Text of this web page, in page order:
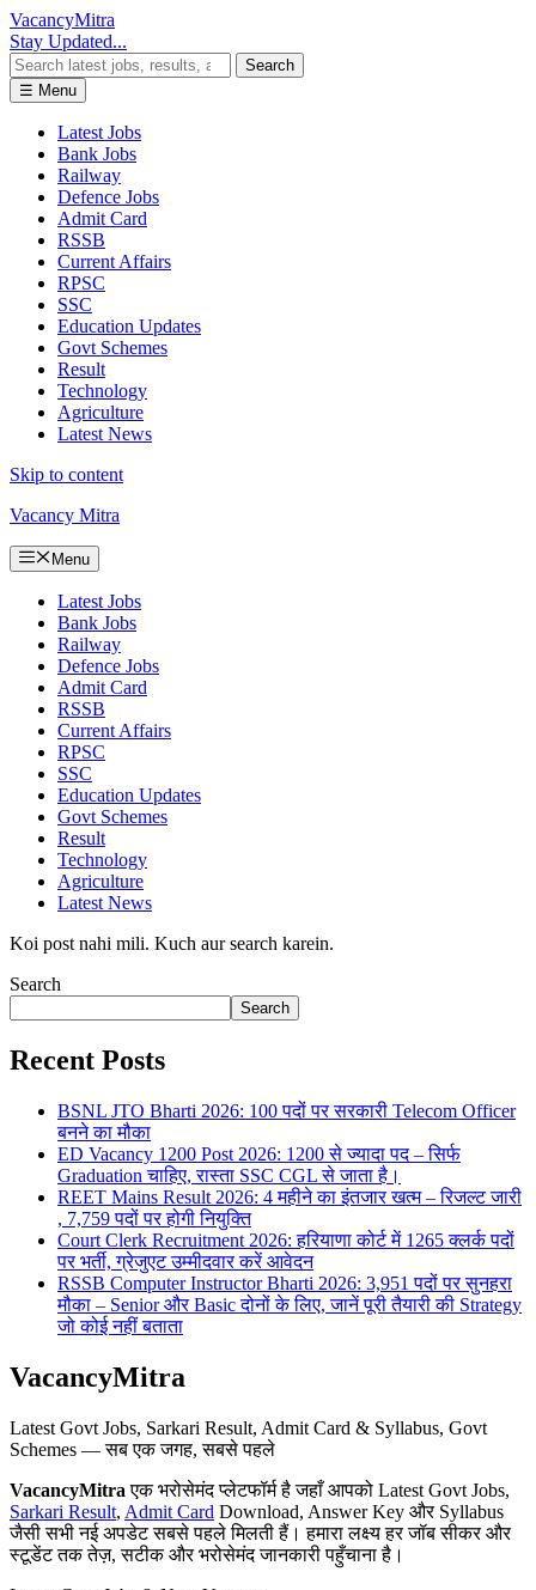
VacancyMitra
Stay Updated...
Search
☰ Menu
Latest Jobs
Bank Jobs
Railway
Defence Jobs
Admit Card
RSSB
Current Affairs
RPSC
SSC
Education Updates
Govt Schemes
Result
Technology
Agriculture
Latest News
Skip to content
Vacancy Mitra
Menu
Latest Jobs
Bank Jobs
Railway
Defence Jobs
Admit Card
RSSB
Current Affairs
RPSC
SSC
Education Updates
Govt Schemes
Result
Technology
Agriculture
Latest News
Koi post nahi mili. Kuch aur search karein.
Search
Search
Recent Posts
BSNL JTO Bharti 2026: 100 पदों पर सरकारी Telecom Officer
बनने का मौका
ED Vacancy 1200 Post 2026: 1200 से ज्यादा पद – सिर्फ
Graduation चाहिए, रास्ता SSC CGL से जाता है।
REET Mains Result 2026: 4 महीने का इंतजार खत्म – रिजल्ट जारी
, 7,759 पदों पर होगी नियुक्ति
Court Clerk Recruitment 2026: हरियाणा कोर्ट में 1265 क्लर्क पदों
पर भर्ती, ग्रेजुएट उम्मीदवार करें आवेदन
RSSB Computer Instructor Bharti 2026: 3,951 पदों पर सुनहरा
मौका – Senior और Basic दोनों के लिए, जानें पूरी तैयारी की Strategy
जो कोई नहीं बताता
VacancyMitra
Latest Govt Jobs, Sarkari Result, Admit Card & Syllabus, Govt
Schemes — सब एक जगह, सबसे पहले
VacancyMitra एक भरोसेमंद प्लेटफॉर्म है जहाँ आपको Latest Govt Jobs,
Sarkari Result, Admit Card Download, Answer Key और Syllabus
जैसी सभी नई अपडेट सबसे पहले मिलती हैं। हमारा लक्ष्य हर जॉब सीकर और
स्टूडेंट तक तेज़, सटीक और भरोसेमंद जानकारी पहुँचाना है।